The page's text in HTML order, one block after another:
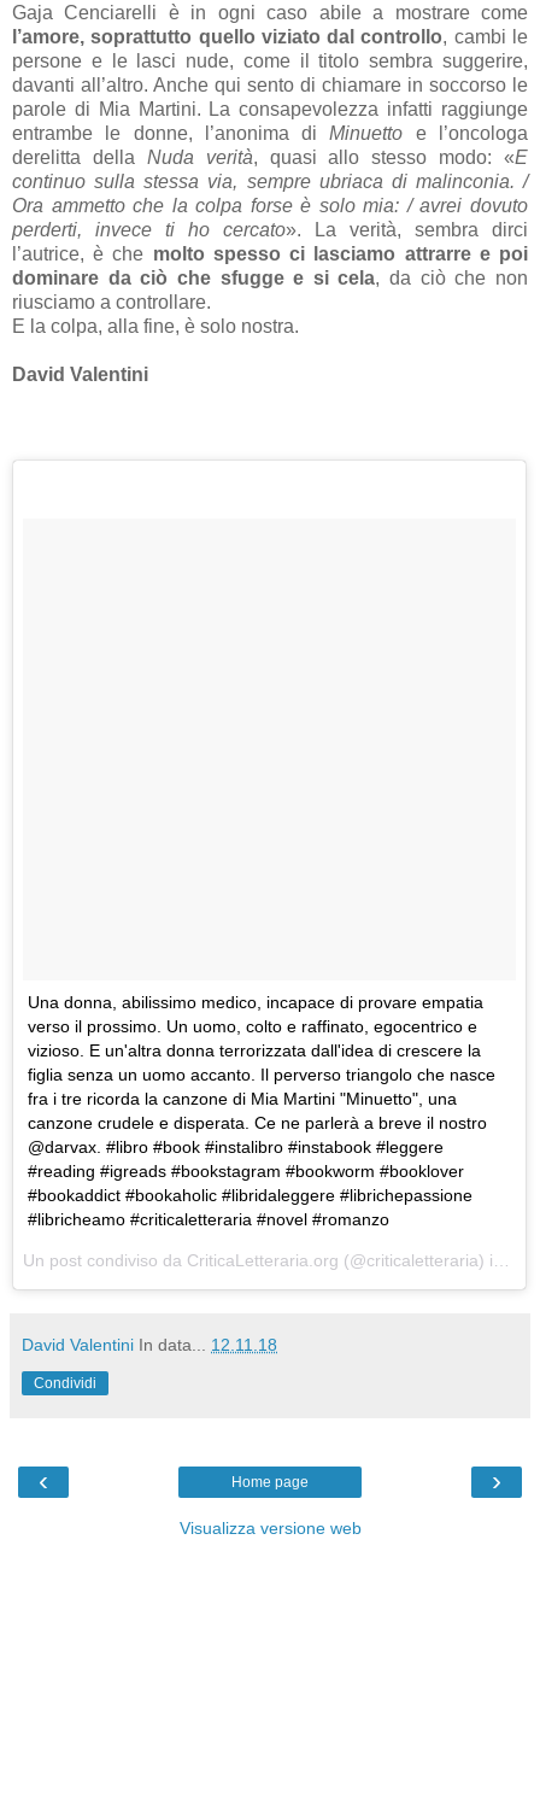
Gaja Cenciarelli è in ogni caso abile a mostrare come
l’amore, soprattutto quello viziato dal controllo, cambi le
persone e le lasci nude, come il titolo sembra suggerire,
davanti all’altro. Anche qui sento di chiamare in soccorso le
parole di Mia Martini. La consapevolezza infatti raggiunge
entrambe le donne, l’anonima diMinuetto e l’oncologa
derelitta della Nuda verità, quasi allo stesso modo: «E
continuo sulla stessa via, sempre ubriaca di malinconia. /
Ora ammetto che la colpa forse è solo mia: / avrei dovuto
perderti, invece ti ho cercato». La verità, sembra dirci
l’autrice, è che molto spesso ci lasciamo attrarre e poi
dominare da ciò che sfugge e si cela, da ciò che non
riusciamo a controllare.
E la colpa, alla fine, è solo nostra.
David Valentini
Una donna, abilissimo medico, incapace di provare empatia
verso il prossimo. Un uomo, colto e raffinato, egocentrico e
vizioso. E un'altra donna terrorizzata dall'idea di crescere la
figlia senza un uomo accanto. Il perverso triangolo che nasce
fra i tre ricorda la canzone di Mia Martini "Minuetto", una
canzone crudele e disperata. Ce ne parlerà a breve il nostro
@darvax. #libro #book #instalibro #instabook #leggere
#reading #igreads #bookstagram #bookworm #booklover
#bookaddict #bookaholic #libridaleggere #librichepassione
#libricheamo #criticaletteraria #novel #romanzo
Un post condiviso da CriticaLetteraria.org (@criticaletteraria) in data:
David Valentini In data... 12.11.18
Condividi
‹ ›
Home page
Visualizza versione web